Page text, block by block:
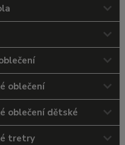
oblečení
oblečení dětské
tretry